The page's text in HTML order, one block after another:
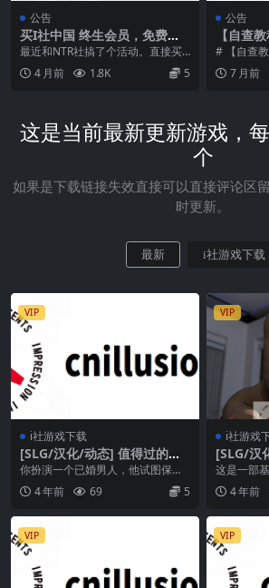
公告
买I社中国 终生会员，免费赠
送NTR社终生会员.双会员福
利！!!!
最近和NTR社搞了个活动。直接买I
社中国 终生会员，免费赠送NTR社
终生会员.双...
4 月前 1.8K 5
公告
【自查
挖矿木
断是否中
# 【自查
矿木马自
中招） 近...
7 月前
这是当前最新更新游戏，
个
如果是下载链接失效直接可以直接评论区
时更新。
最新 i社游戏下载
VIP
i社游戏下载
[SLG/汉化/动态] 值得过的生
活/A Life Worth Living Ch.
5.5 AI汉化 [4.5G/FM/WY]
你扮演一个已婚男人，他试图保持
婚姻新鲜感并组建家庭。在这个旅
程中会出现一些问题，...
4 年前 69 5
VIP
i社游戏
[SLG/汉
tters
FM/WY]
这是一部
人称视觉
著名的模特
4 年前
VIP VIP